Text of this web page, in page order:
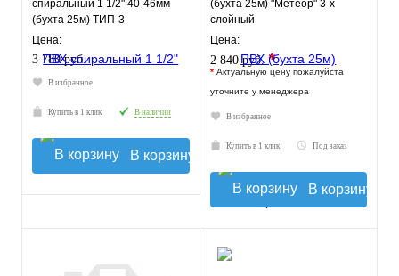
спиральный 1 1/2" 40-46мм
(бухта 25м) ТИП-3
слабонапорный
морозостойкий
Цена:
3 780 руб.
В избранное
Купить в 1 клик В наличии
В корзину
(бухта 25м) "Метеор" 3-х
слойный
Цена:
2 840 руб. *
* Актуальную цену пожалуйста
уточните у менеджера
В избранное
Купить в 1 клик Под заказ
В корзину